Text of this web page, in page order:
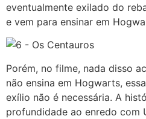
eventualmente exilado do
e vem para ensinar em
Porém, no filme, nada disso
não ensina em Hogwarts,
exílio não é necessária. A
profundidade ao enredo com